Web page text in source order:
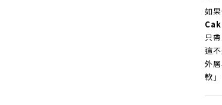
如
只
這
外
軟」